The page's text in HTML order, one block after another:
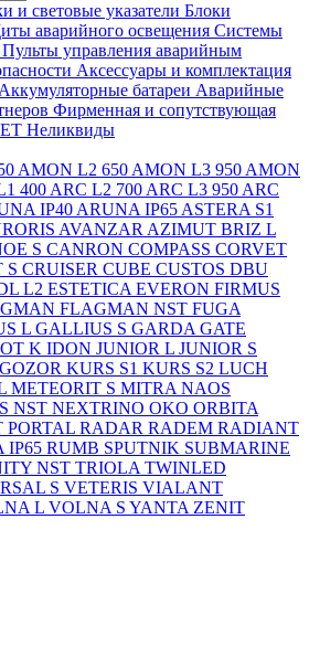
и световые указатели Блоки
аварийного освещения Системы
Пульты управления аварийным
Аксессуары и комплектация
Аккумуляторные батареи Аварийные
Фирменная и сопутствующая
Неликвиды
AMON L2 650 AMON L3 950 AMON
400 ARC L2 700 ARC L3 950 ARC
IP40 ARUNA IP65 ASTERA S1
AVANZAR AZIMUT BRIZ L
S CANRON COMPASS CORVET
S CRUISER CUBE CUSTOS DBU
L2 ESTETICA EVERON FIRMUS
FLAGMAN NST FUGA
L GALLIUS S GARDA GATE
K IDON JUNIOR L JUNIOR S
KURS S1 KURS S2 LUCH
METEORIT S MITRA NAOS
NST NEXTRINO OKO ORBITA
PORTAL RADAR RADEM RADIANT
IP65 RUMB SPUTNIK SUBMARINE
NST TRIOLA TWINLED
S VETERIS VIALANT
L VOLNA S YANTA ZENIT